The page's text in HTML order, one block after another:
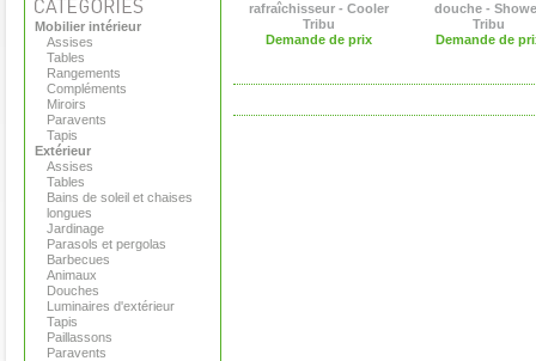
Mobilier intérieur
Assises
Tables
Rangements
Compléments
Miroirs
Paravents
Tapis
Extérieur
Assises
Tables
Bains de soleil et chaises
longues
Jardinage
Parasols et pergolas
Barbecues
Animaux
Douches
Luminaires d'extérieur
Tapis
Paillassons
Paravents
rafraîchisseur - Cooler
Tribu
Demande de prix
douche -
Tribu
Demande de